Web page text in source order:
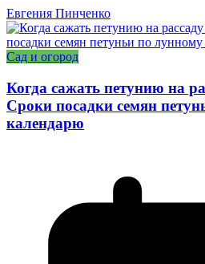
Евгения Пинченко
Сад и огород
Когда сажать петунию на
Сроки посадки семян
календарю